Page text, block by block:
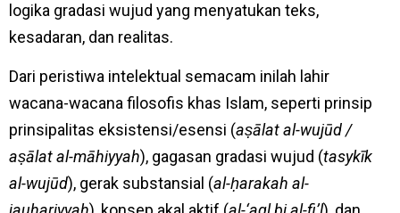
logika gradasi wujud yang menyatukan teks,
kesadaran, dan realitas.
Dari peristiwa intelektual semacam inilah lahir
wacana-wacana filosofis khas Islam, seperti prinsip
prinsipalitas eksistensi/esensi (aṣālat al-wujūd /
aṣālat al-māhiyyah), gagasan gradasi wujud (tasykīk
al-wujūd), gerak substansial (al-ḥarakah al-